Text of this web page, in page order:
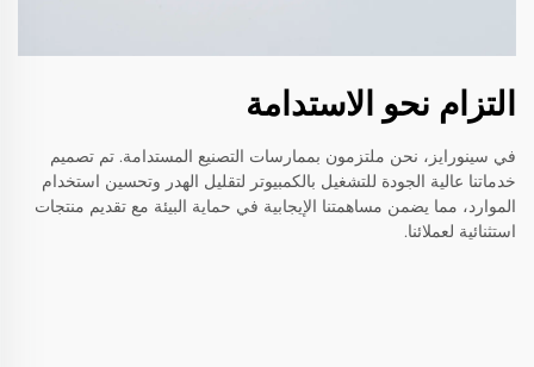
التزام نحو الاستدامة
في سينورايز، نحن ملتزمون بممارسات التصنيع المستدامة. تم تصميم
خدماتنا عالية الجودة للتشغيل بالكمبيوتر لتقليل الهدر وتحسين استخدام
الموارد، مما يضمن مساهمتنا الإيجابية في حماية البيئة مع تقديم منتجات
استثنائية لعملائنا.